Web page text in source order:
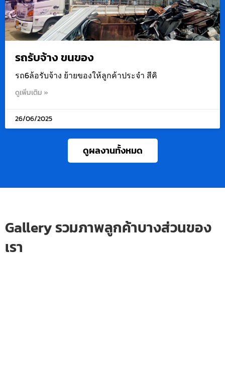
รถรับจ้าง ขนของ
รถ6ล้อรับจ้าง ย้ายของให้ลูกค้าประจำ สีคิ
ดูเพิ่มเติม »
26/06/2025
ดูผลงานทั้งหมด
Gallery รวมภาพลูกค้าบางส่วนของ
เรา